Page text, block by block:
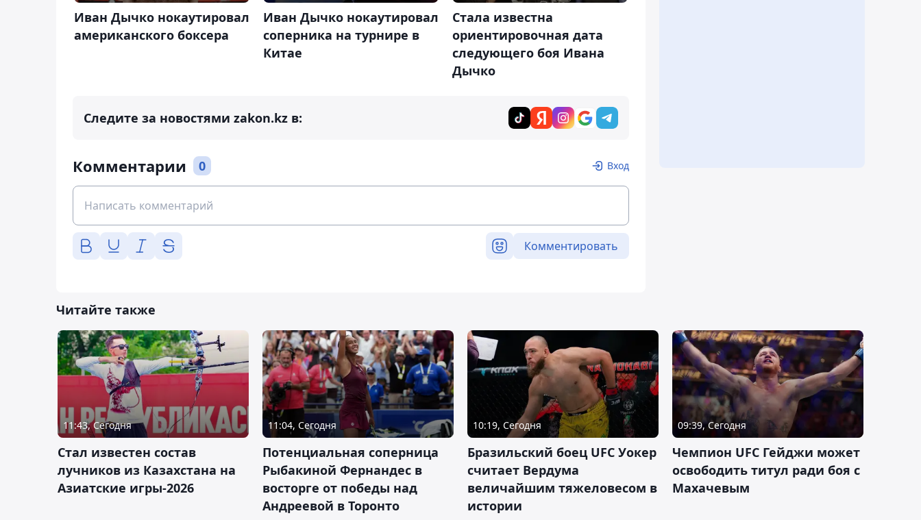
Иван Дычко нокаутировал
американского боксера
Иван Дычко нокаутировал
соперника на турнире в
Китае
Стала известна
ориентировочная дата
следующего боя Ивана
Дычко
Следите за новостями zakon.kz в:
Комментарии 0 Вход
Комментировать
Читайте также
11:43, Сегодня
Стал известен состав
лучников из Казахстана на
Азиатские игры-2026
11:04, Сегодня
Потенциальная соперница
Рыбакиной Фернандес в
восторге от победы над
Андреевой в Торонто
10:19, Сегодня
Бразильский боец UFC Уокер
считает Вердума
величайшим тяжеловесом в
истории
09:39, Сегодня
Чемпион UFC Гейджи может
освободить титул ради боя с
Махачевым